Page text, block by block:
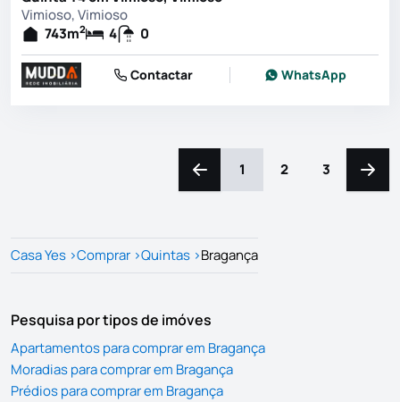
Vimioso, Vimioso
743m2 4 0
Contactar WhatsApp
Navegação para a esquerda
1 2 3
Casa Yes >Comprar >Quintas >Bragança
Pesquisa por tipos de imóves
Apartamentos para comprar em Bragança
Moradias para comprar em Bragança
Prédios para comprar em Bragança